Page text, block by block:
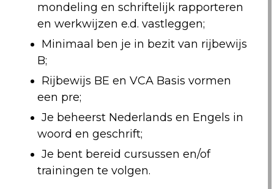
mondeling en schriftelijk rapporteren
en werkwijzen e.d. vastleggen;
Minimaal ben je in bezit van rijbewijs
B;
Rijbewijs BE en VCA Basis vormen
een pre;
Je beheerst Nederlands en Engels in
woord en geschrift;
Je bent bereid cursussen en/of
trainingen te volgen.